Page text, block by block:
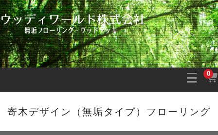
0
寄木デザイン（無垢タイプ）フローリング